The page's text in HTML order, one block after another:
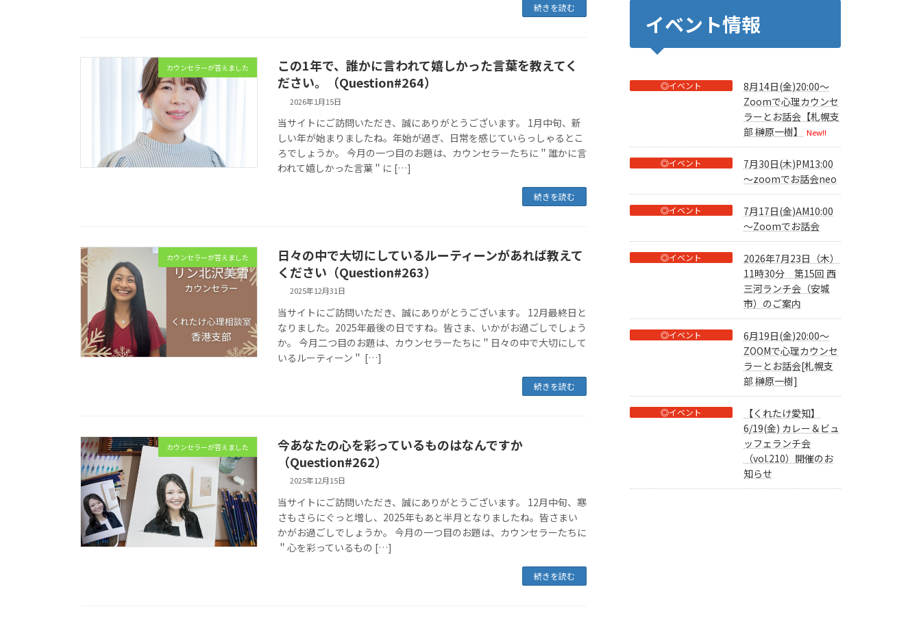
続きを読む
カウンセラーが答えました
この1年で、誰かに言われて嬉しかった言葉を教えてく
ださい。（Question#264）
2026年1月15日
当サイトにご訪問いただき、誠にありがとうございます。 1月中旬、新
しい年が始まりましたね。年始が過ぎ、日常を感じていらっしゃるとこ
ろでしょうか。 今月の一つ目のお題は、カウンセラーたちに＂誰かに言
われて嬉しかった言葉＂に […]
続きを読む
カウンセラーが答えました
日々の中で大切にしているルーティーンがあれば教えて
ください（Question#263）
2025年12月31日
当サイトにご訪問いただき、誠にありがとうございます。 12月最終日と
なりました。2025年最後の日ですね。皆さま、いかがお過ごしでしょう
か。 今月二つ目のお題は、カウンセラーたちに＂日々の中で大切にして
いるルーティーン＂ […]
続きを読む
カウンセラーが答えました
今あなたの心を彩っているものはなんですか
（Question#262）
2025年12月15日
当サイトにご訪問いただき、誠にありがとうございます。 12月中旬、寒
さもさらにぐっと増し、2025年もあと半月となりましたね。皆さまい
かがお過ごしでしょうか。 今月の一つ目のお題は、カウンセラーたちに
＂心を彩っているもの […]
続きを読む
イベント情報
◎イベント
8月14日(金)20:00～
Zoomで心理カウンセ
ラーとお話会【札幌支
部 榊原一樹】
New!!
◎イベント
7月30日(木)PM13:00
～zoomでお話会neo
◎イベント
7月17日(金)AM10:00
～Zoomでお話会
◎イベント
2026年7月23日（木）
11時30分 第15回 西
三河ランチ会（安城
市）のご案内
◎イベント
6月19日(金)20:00～
ZOOMで心理カウンセ
ラーとお話会[札幌支
部 榊原一樹]
◎イベント
【くれたけ愛知】
6/19(金) カレー＆ビュ
ッフェランチ会
（vol.210）開催のお
知らせ